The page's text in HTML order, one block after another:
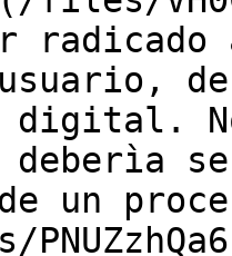
radicado
digital.
deberìa
un